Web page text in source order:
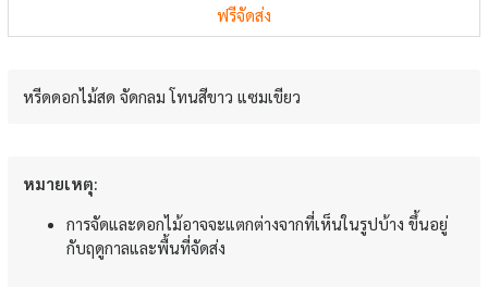
ฟรีจัดส่ง
หรีดดอกไม้สด จัดกลม โทนสีขาว แซมเขียว
หมายเหตุ:
การจัดและดอกไม้อาจจะแตกต่างจากที่เห็นในรูปบ้าง ขึ้นอยู่
กับฤดูกาลและพื้นที่จัดส่ง